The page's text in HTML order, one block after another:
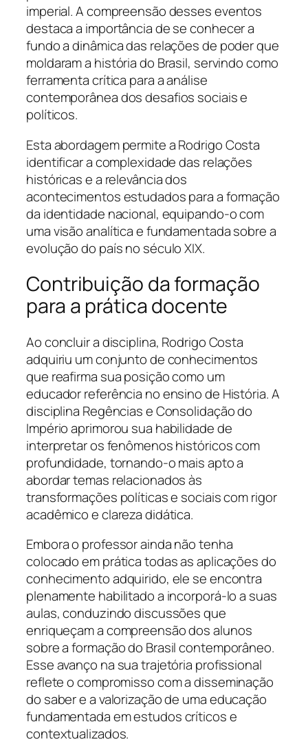
imperial. A compreensão desses eventos
destaca a importância de se conhecer a
fundo a dinâmica das relações de poder que
moldaram a história do Brasil, servindo como
ferramenta crítica para a análise
contemporânea dos desafios sociais e
políticos.
Esta abordagem permite a Rodrigo Costa
identificar a complexidade das relações
históricas e a relevância dos
acontecimentos estudados para a formação
da identidade nacional, equipando-o com
uma visão analítica e fundamentada sobre a
evolução do país no século XIX.
Contribuição da formação
para a prática docente
Ao concluir a disciplina, Rodrigo Costa
adquiriu um conjunto de conhecimentos
que reafirma sua posição como um
educador referência no ensino de História. A
disciplina Regências e Consolidação do
Império aprimorou sua habilidade de
interpretar os fenômenos históricos com
profundidade, tornando-o mais apto a
abordar temas relacionados às
transformações políticas e sociais com rigor
acadêmico e clareza didática.
Embora o professor ainda não tenha
colocado em prática todas as aplicações do
conhecimento adquirido, ele se encontra
plenamente habilitado a incorporá-lo a suas
aulas, conduzindo discussões que
enriqueçam a compreensão dos alunos
sobre a formação do Brasil contemporâneo.
Esse avanço na sua trajetória profissional
reflete o compromisso com a disseminação
do saber e a valorização de uma educação
fundamentada em estudos críticos e
contextualizados.